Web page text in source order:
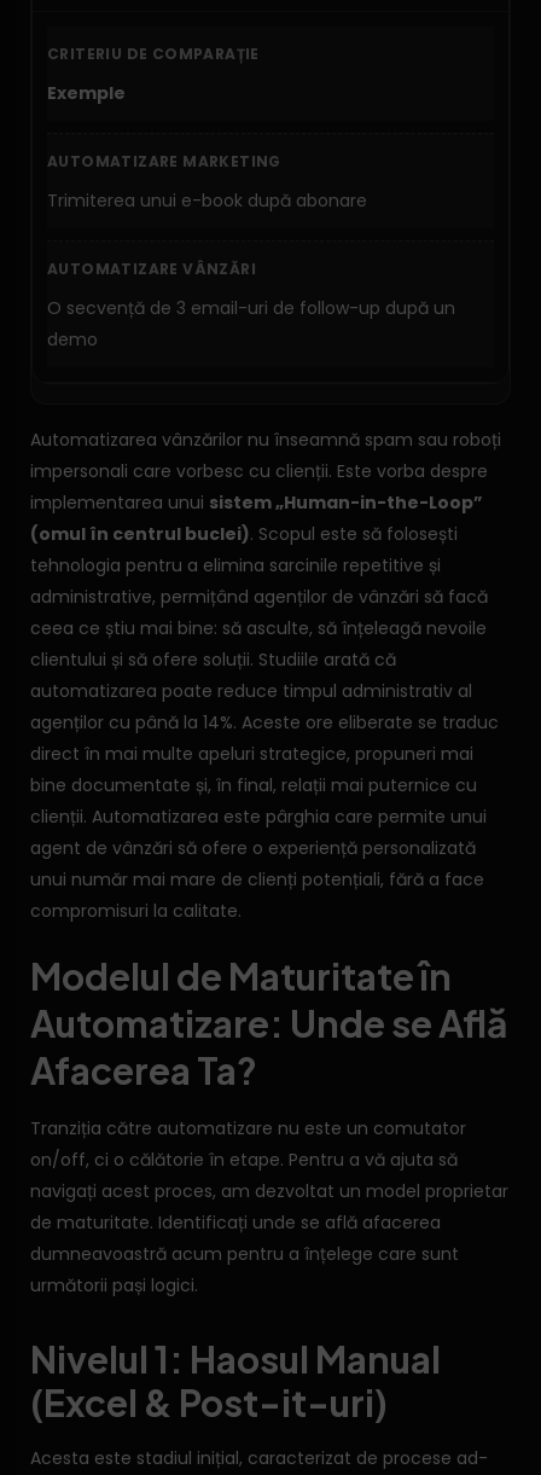
Exemple
Trimiterea unui e-book după abonare
O secvență de 3 email-uri de follow-up după un
demo
Automatizarea vânzărilor nu înseamnă spam sau roboți
impersonali care vorbesc cu clienții. Este vorba despre
implementarea unui sistem „Human-in-the-Loop”
(omul în centrul buclei). Scopul este să folosești
tehnologia pentru a elimina sarcinile repetitive și
administrative, permițând agenților de vânzări să facă
ceea ce știu mai bine: să asculte, să înțeleagă nevoile
clientului și să ofere soluții. Studiile arată că
automatizarea poate reduce timpul administrativ al
agenților cu până la 14%. Aceste ore eliberate se traduc
direct în mai multe apeluri strategice, propuneri mai
bine documentate și, în final, relații mai puternice cu
clienții. Automatizarea este pârghia care permite unui
agent de vânzări să ofere o experiență personalizată
unui număr mai mare de clienți potențiali, fără a face
compromisuri la calitate.
Modelul de Maturitate în
Automatizare: Unde se Află
Afacerea Ta?
Tranziția către automatizare nu este un comutator
on/off, ci o călătorie în etape. Pentru a vă ajuta să
navigați acest proces, am dezvoltat un model proprietar
de maturitate. Identificați unde se află afacerea
dumneavoastră acum pentru a înțelege care sunt
următorii pași logici.
Nivelul 1: Haosul Manual
(Excel & Post-it-uri)
Acesta este stadiul inițial, caracterizat de procese ad-